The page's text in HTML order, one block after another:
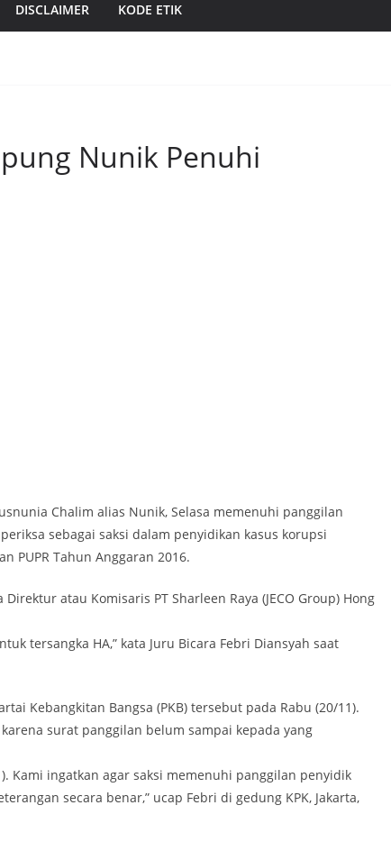
DISCLAIMER KODE ETIK
Nunik Penuhi
Chalim alias Nunik, Selasa memenuhi panggilan
sebagai saksi dalam penyidikan kasus korupsi
PUPR Tahun Anggaran 2016.
atau Komisaris PT Sharleen Raya (JECO Group) Hong
tersangka HA,” kata Juru Bicara Febri Diansyah saat
Kebangkitan Bangsa (PKB) tersebut pada Rabu (20/11).
surat panggilan belum sampai kepada yang
Kami ingatkan agar saksi memenuhi panggilan penyidik
secara benar,” ucap Febri di gedung KPK, Jakarta,